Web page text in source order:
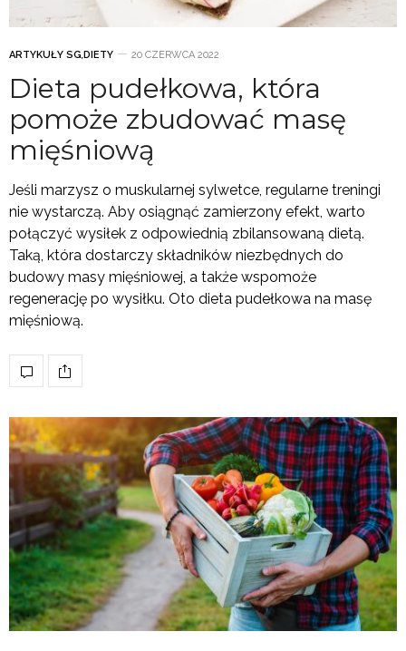
ARTYKUŁY SG,DIETY 20 CZERWCA 2022
Dieta pudełkowa, która
pomoże zbudować masę
mięśniową
Jeśli marzysz o muskularnej sylwetce, regularne treningi
nie wystarczą. Aby osiągnąć zamierzony efekt, warto
połączyć wysiłek z odpowiednią zbilansowaną dietą.
Taką, która dostarczy składników niezbędnych do
budowy masy mięśniowej, a także wspomoże
regenerację po wysiłku. Oto dieta pudełkowa na masę
mięśniową.